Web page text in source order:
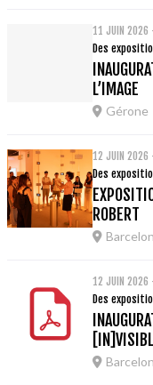
11 JUIN 2026
Des
L’IMAGE
Gérone
12 JUIN 2026
Des
ROBERT
12 JUIN 2026
Des